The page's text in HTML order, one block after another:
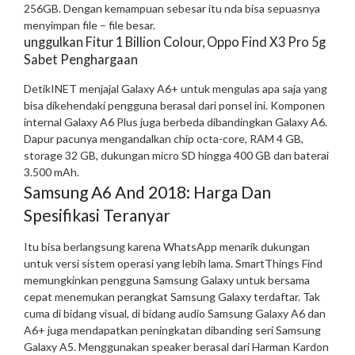
256GB. Dengan kemampuan sebesar itu nda bisa sepuasnya
menyimpan file – file besar.
​unggulkan Fitur 1 Billion Colour, Oppo Find X3 Pro 5g
Sabet Penghargaan
DetikINET menjajal Galaxy A6+ untuk mengulas apa saja yang
bisa dikehendaki pengguna berasal dari ponsel ini. Komponen
internal Galaxy A6 Plus juga berbeda dibandingkan Galaxy A6.
Dapur pacunya mengandalkan chip octa-core, RAM 4 GB,
storage 32 GB, dukungan micro SD hingga 400 GB dan baterai
3.500 mAh.
Samsung A6 And 2018: Harga Dan
Spesifikasi Teranyar
Itu bisa berlangsung karena WhatsApp menarik dukungan
untuk versi sistem operasi yang lebih lama. SmartThings Find
memungkinkan pengguna Samsung Galaxy untuk bersama
cepat menemukan perangkat Samsung Galaxy terdaftar. Tak
cuma di bidang visual, di bidang audio Samsung Galaxy A6 dan
A6+ juga mendapatkan peningkatan dibanding seri Samsung
Galaxy A5. Menggunakan speaker berasal dari Harman Kardon